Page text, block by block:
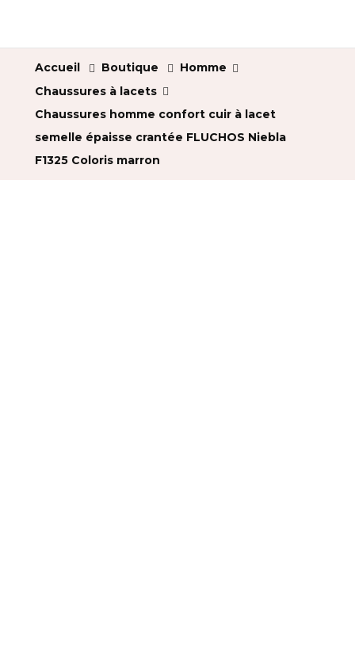
Accueil Boutique
Homme
Chaussures à lacets
Chaussures homme confort cuir à lacet
semelle épaisse crantée FLUCHOS Niebla
F1325 Coloris marron